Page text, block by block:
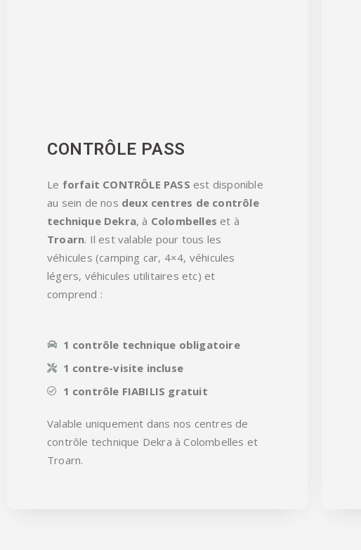
CONTRÔLE PASS
Le forfait CONTRÔLE PASS est disponible
au sein de nos deux centres de contrôle
technique Dekra, à Colombelles et à
Troarn. Il est valable pour tous les
véhicules (camping car, 4×4, véhicules
légers, véhicules utilitaires etc) et
comprend :
1 contrôle technique obligatoire
1 contre-visite incluse
1 contrôle FIABILIS gratuit
Valable uniquement dans nos centres de
contrôle technique Dekra à Colombelles et
Troarn.